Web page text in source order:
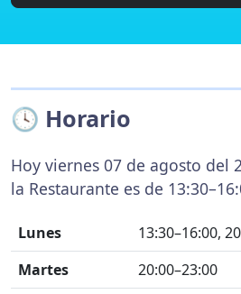
🕓 Horario
Hoy viernes 07 de agosto del
la Restaurante es de
Lunes
13:30–16:00,
Martes
20:00–23:00